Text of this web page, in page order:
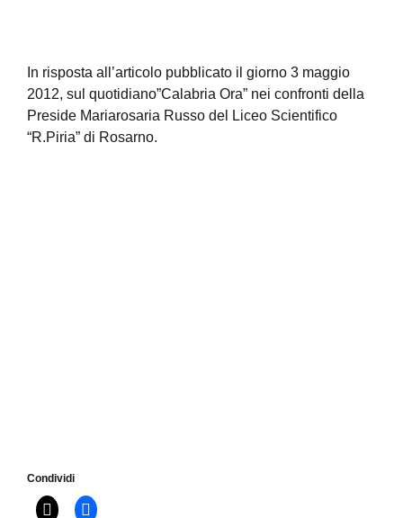
In risposta all’articolo pubblicato il giorno 3 maggio
2012, sul quotidiano”Calabria Ora” nei confronti della
Preside Mariarosaria Russo del Liceo Scientifico
“R.Piria” di Rosarno.
Condividi